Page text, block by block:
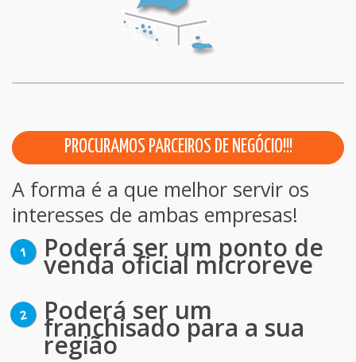
PROCURAMOS PARCEIROS DE NEGÓCIO!!!
A forma é a que melhor servir os
interesses de ambas empresas!
Poderá ser um ponto de
venda oficial microreve
Poderá ser um
franchisado para a sua
região